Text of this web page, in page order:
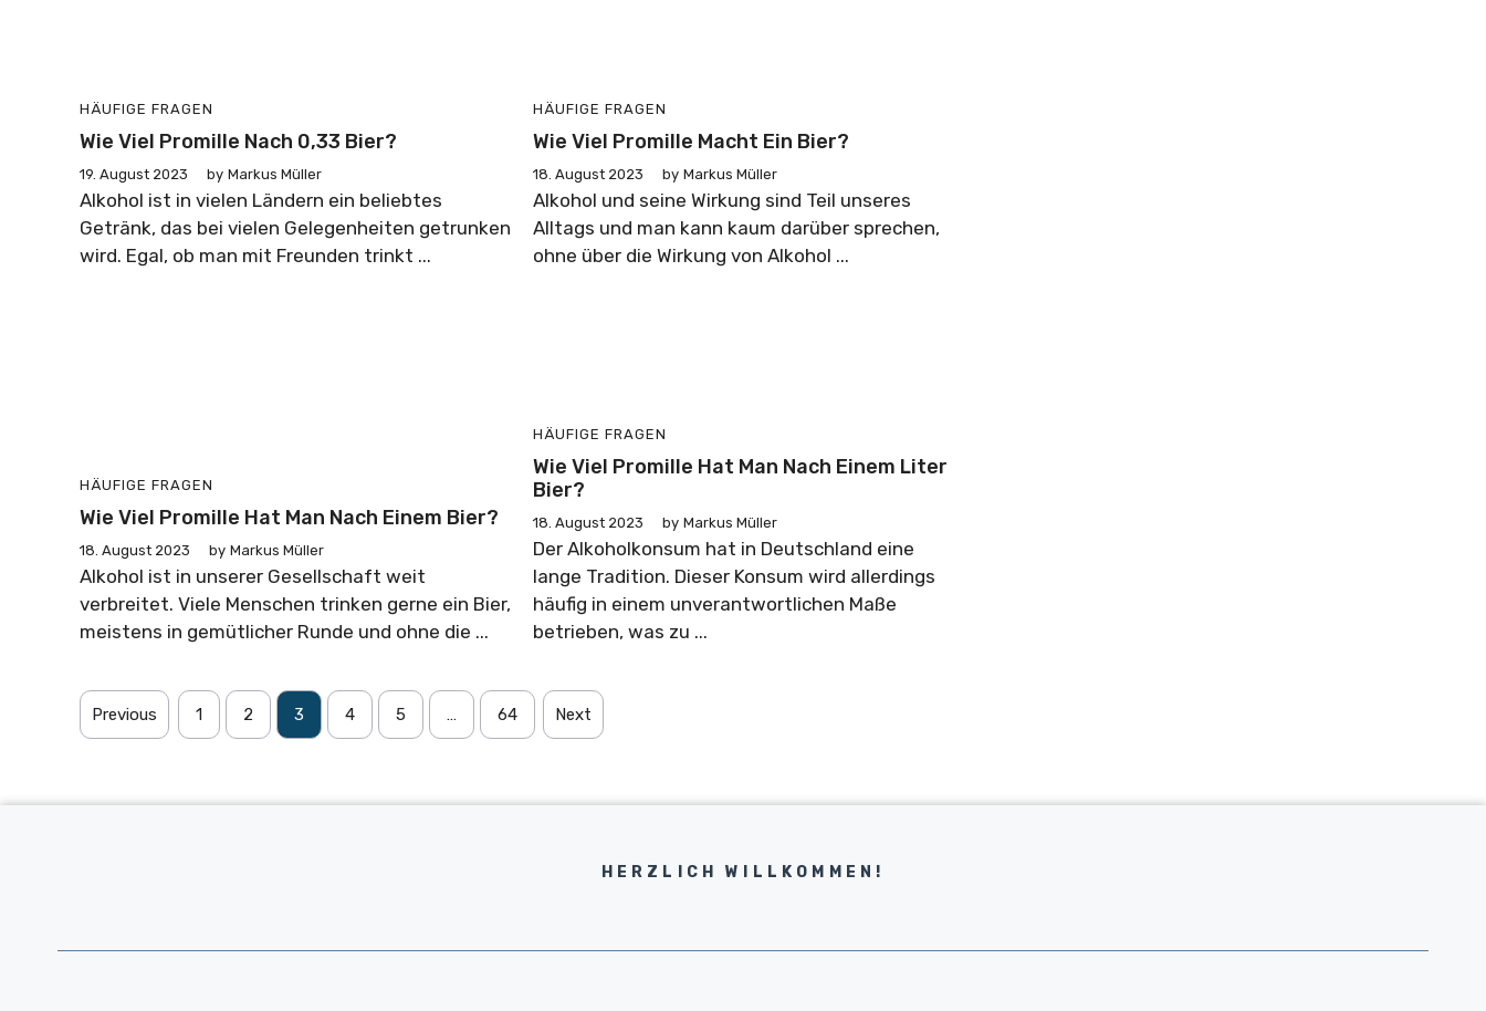
HÄUFIGE FRAGEN
Wie Viel Promille Nach 0,33 Bier?
19. August 2023 by Markus Müller
Alkohol ist in vielen Ländern ein beliebtes
Getränk, das bei vielen Gelegenheiten getrunken
wird. Egal, ob man mit Freunden trinkt ...
HÄUFIGE FRAGEN
Wie Viel Promille Macht Ein Bier?
18. August 2023 by Markus Müller
Alkohol und seine Wirkung sind Teil unseres
Alltags und man kann kaum darüber sprechen,
ohne über die Wirkung von Alkohol ...
HÄUFIGE FRAGEN
Wie Viel Promille Hat Man Nach Einem Bier?
18. August 2023 by Markus Müller
Alkohol ist in unserer Gesellschaft weit
verbreitet. Viele Menschen trinken gerne ein Bier,
meistens in gemütlicher Runde und ohne die ...
HÄUFIGE FRAGEN
Wie Viel Promille Hat Man Nach Einem Liter
Bier?
18. August 2023 by Markus Müller
Der Alkoholkonsum hat in Deutschland eine
lange Tradition. Dieser Konsum wird allerdings
häufig in einem unverantwortlichen Maße
betrieben, was zu ...
Previous 1 2 3 4 5 … 64 Next
HERZLICH WILLKOMMEN!